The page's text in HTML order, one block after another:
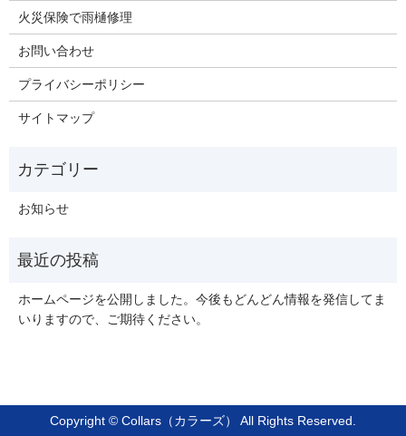
火災保険で雨樋修理
お問い合わせ
プライバシーポリシー
サイトマップ
お知らせ
ホームページを公開しました。今後もどんどん情報を発信してま
いりますので、ご期待ください。
Copyright © Collars（カラーズ） All Rights Reserved.